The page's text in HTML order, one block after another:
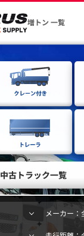
増トン 一覧
中古トラック一覧